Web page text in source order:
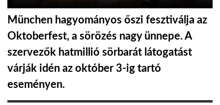
HÍR3D
München hagyományos őszi fesztiválja az
Oktoberfest, a sörözés nagy ünnepe. A
szervezők hatmillió sörbarát látogatást
várják idén az október 3-ig tartó
eseményen.